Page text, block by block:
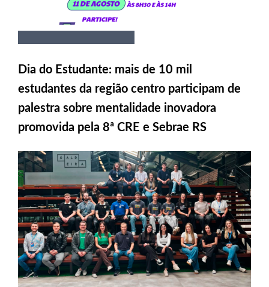
Dia do Estudante: mais de 10 mil
estudantes da região centro participam de
palestra sobre mentalidade inovadora
promovida pela 8ª CRE e Sebrae RS